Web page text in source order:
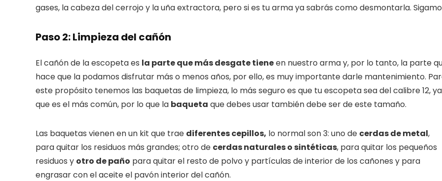
gases, la cabeza del cerrojo y la uña extractora, pero si es tu arma ya sabrás como desmontarla.
Paso 2: Limpieza del cañón
El cañón de la escopeta es la parte que más desgate tieneen nuestro arma y, por lo tanto, la parte
hace que la podamos disfrutar más o menos años, por ello, es muy importante darle mantenimiento.
este propósito tenemos las baquetas de limpieza, lo más seguro es que tu escopeta sea del calibre 12, ya
que es el más común, por lo que la baqueta que debes usar también debe ser de este tamaño.
Las baquetas vienen en un kit que trae diferentes cepillos, lo normal son 3: uno de cerdas de metal,
para quitar los residuos más grandes; otro de cerdas naturales o sintéticas, para quitar los pequeños
residuos y otro de paño para quitar el resto de polvo y partículas de interior de los cañones y para
engrasar con el aceite el pavón interior del cañón.